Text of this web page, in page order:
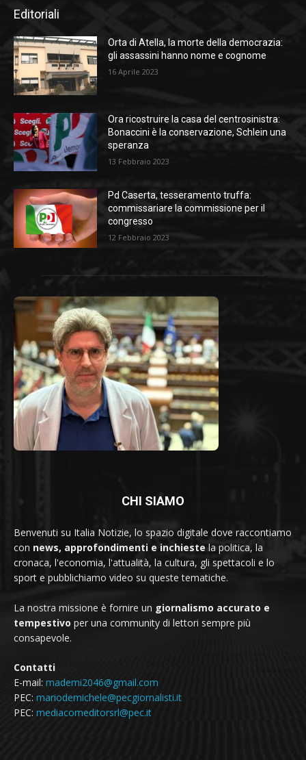
Editoriali
Orta di Atella, la morte della democrazia:
gli assassini hanno nome e cognome
16 Aprile 2023
Ora ricostruire la casa del centrosinistra:
Bonaccini è la conservazione, Schlein una
speranza
13 Febbraio 2023
Pd Caserta, tesseramento truffa:
commissariare la commissione per il
congresso
12 Febbraio 2023
CHI SIAMO
Benvenuti su Italia Notizie, lo spazio digitale dove raccontiamo
con news, approfondimenti e inchieste la politica, la
cronaca, l'economia, l'attualità, la cultura, gli spettacoli e lo
sport e pubblichiamo video su queste tematiche.
La nostra missione è fornire un giornalismo accurato e
tempestivo per una community di lettori sempre più
consapevole.
Contatti
E-mail: mademi2046@gmail.com
PEC: mariodemichele@pecgiornalisti.it
PEC: mediacomeditorsrl@pec.it